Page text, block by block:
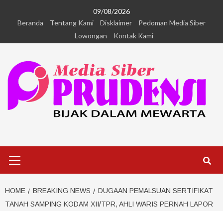
09/08/2026
Beranda
Tentang Kami Disklaimer
Pedoman Media Siber
Lowongan
Kontak Kami
HOME BREAKING NEWS
DUGAAN PEMALSUAN SERTIFIKAT
TANAH SAMPING KODAM XII/TPR, AHLI WARIS PERNAH LAPOR